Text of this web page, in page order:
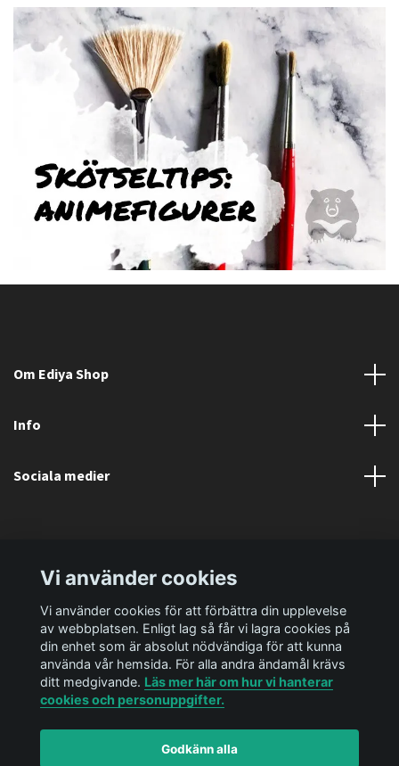
Om Ediya Shop
Info
Sociala medier
Vi använder cookies
Vi använder cookies för att förbättra din upplevelse
av webbplatsen. Enligt lag så får vi lagra cookies på
din enhet som är absolut nödvändiga för att kunna
använda vår hemsida. För alla andra ändamål krävs
ditt medgivande. Läs mer här om hur vi hanterar
cookies och personuppgifter.
Godkänn alla